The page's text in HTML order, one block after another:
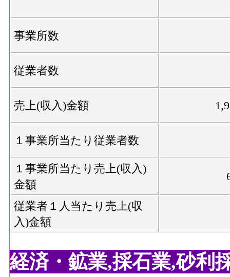
燃料費と電力も含む年間原材料使用額
食料品･製造品出荷額等[百万円](2016)：食
生じた年間製造品出荷額
食料品･粗付加価値額[百万円](2016)：食料
産活動によって新規に付加された価値
食料品･有形固定資産年末現在高[百万円
者10人以上事業所における有形固定資産
般に言う工場、製作所、製造所あるいは
飲料煙草飼料･従業者数[人](2016)
：飲料
の個人事業主及び無給家族従業者、常用労
飲料煙草飼料･現金給与総額[百万円](2016)
業総合 の'事業に従事する者の人件費及び
会社への支払額
飲料煙草飼料･原材料、燃料、電力使用等
事業所数
従業者数
売上(収入)金額
１事業所当たり従業者数
１事業所当たり売上(収入)
金額
従業者１人当たり売上(収
入)金額
経済・鉱業,採石業,砂利